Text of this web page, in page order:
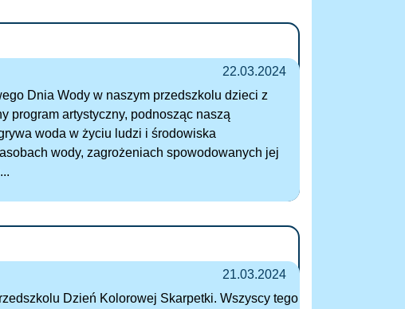
22.03.2024
Dnia Wody w naszym przedszkolu dzieci z
program artystyczny, podnosząc naszą
woda w życiu ludzi i środowiska
wody, zagrożeniach spowodowanych jej
21.03.2024
Dzień Kolorowej Skarpetki. Wszyscy tego